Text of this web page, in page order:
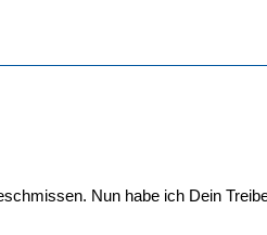
Nun habe ich Dein